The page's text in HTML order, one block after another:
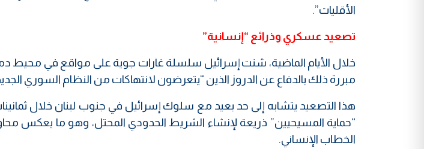
الأقليات”.
تصعيد عسكري وذرائع “إنسانية”
خلال الأيام الماضية، شنت إسرائيل سلسلة غارات جوية على مواقع في محيط
مبررة ذلك بالدفاع عن الدروز الذين “يتعرضون لانتهاكات من النظام السوري
هذا التصعيد يتشابه إلى حد بعيد مع سلوك إسرائيل في جنوب لبنان خلال
“حماية المسيحيين” ذريعة لإنشاء الشريط الحدودي المحتل، وهو ما يعكس
الخطاب الإنساني.